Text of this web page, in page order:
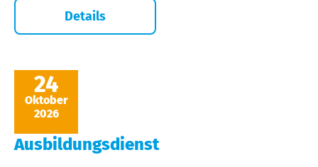
Details
24
Oktober
2026
Ausbildungsdienst